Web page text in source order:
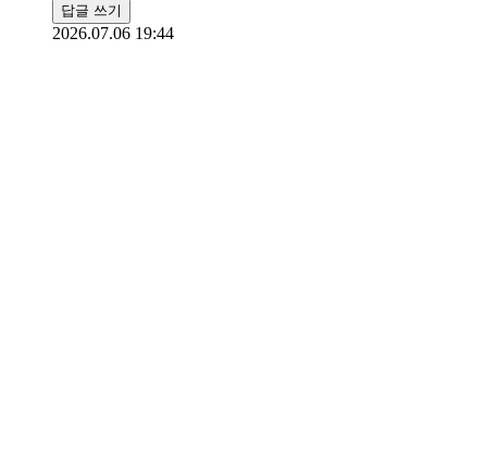
답글 쓰기
2026.07.06 19:44